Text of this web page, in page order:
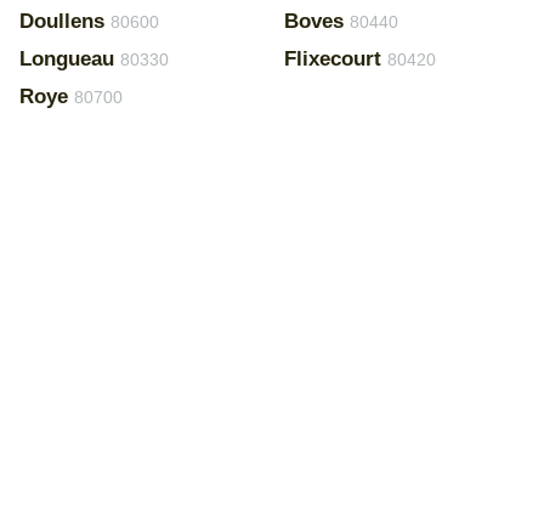
Doullens 80600
Longueau 80330
Roye 80700
Boves 80440
Flixecourt 80420